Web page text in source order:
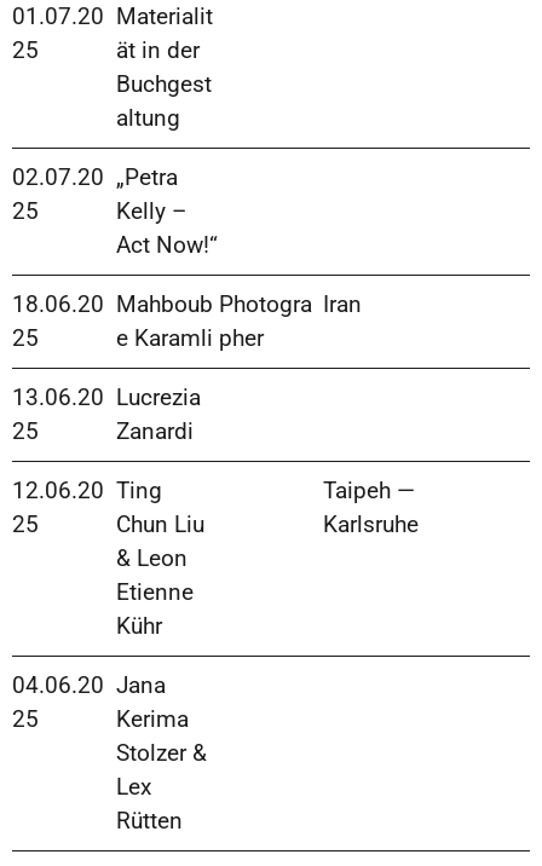
01.07.20
25
Materialit
ät in der
Buchgest
altung
02.07.20
25
„Petra
Kelly –
Act Now!“
18.06.20
25
Mahboub
e Karamli
Photogra
pher
Iran
13.06.20
25
Lucrezia
Zanardi
12.06.20
25
Ting
Chun Liu
& Leon
Etienne
Kühr
Taipeh —
Karlsruhe
04.06.20
25
Jana
Kerima
Stolzer &
Lex
Rütten